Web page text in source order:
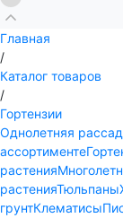
Главная
/
Каталог товаров
/
Гортензии
Однолетняя
ассортименте
растения
растенияТюльпаны
грунтКлематисы